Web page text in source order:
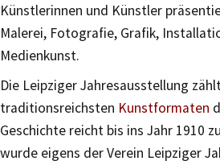
Künstlerinnen und Künstler
Malerei, Fotografie, Grafik,
Medienkunst.
Die Leipziger Jahresausstellung
traditionsreichsten Kunstformaten
Geschichte reicht bis ins Jahr 1910
wurde eigens der Verein Leipziger